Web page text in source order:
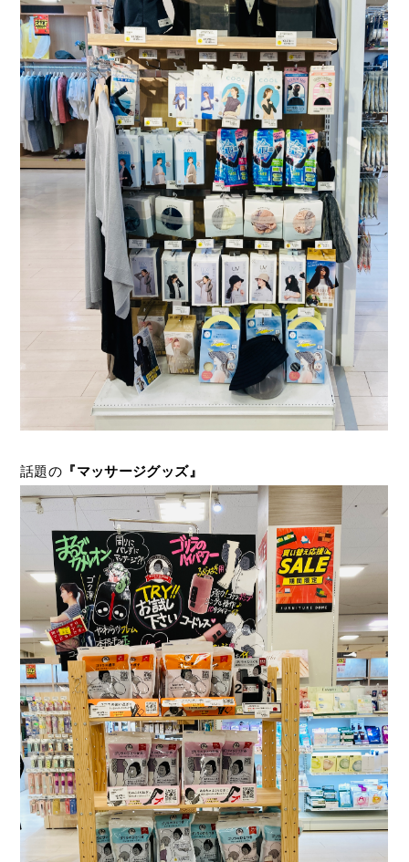
話題の 『マッサージグッズ』